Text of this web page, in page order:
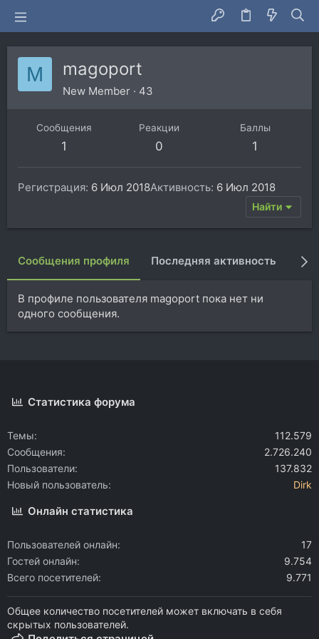
M magoport
New Member · 43
Сообщения
1
Реакции
0
Баллы
1
Регистрация 6 Июл 2018Активность 6 Июл 2018
Найти
Сообщения профиля Последняя активность
В профиле пользователя magoport пока нет ни
одного сообщения.
Статистика форума
Темы
112.579
Сообщения
2.726.240
Пользователи
137.832
Новый пользователь
Dirk
Онлайн статистика
Пользователей онлайн
17
Гостей онлайн
9.754
Всего посетителей
9.771
Общее количество посетителей может включать в себя
скрытых пользователей.